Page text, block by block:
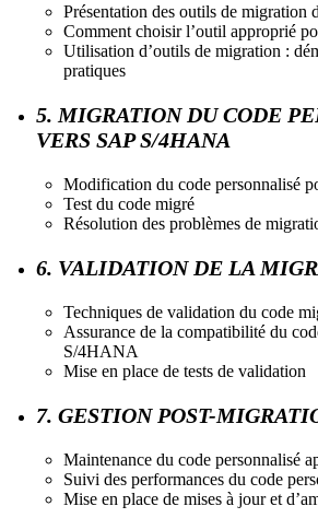
Présentation des outils de migration
Comment choisir l’outil approprié
Utilisation d’outils de migration :
pratiques
5. MIGRATION DU CODE
VERS SAP S/4HANA
Modification du code personnalisé
Test du code migré
Résolution des problèmes de
6. VALIDATION DE LA
Techniques de validation du code
Assurance de la compatibilité du
S/4HANA
Mise en place de tests de validation
7. GESTION POST-
Maintenance du code personnalisé
Suivi des performances du code
Mise en place de mises à jour et